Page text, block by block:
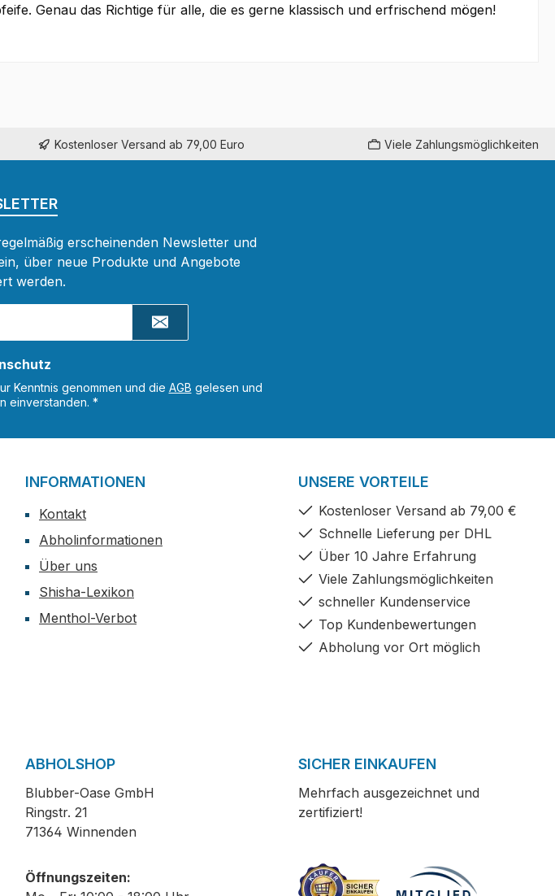
Genau das Richtige für alle, die es gerne klassisch und erfrischend mögen!
Kostenloser Versand ab 79,00 Euro Viele Zahlungsmöglichkeiten
erscheinenden Newsletter und
über neue Produkte und Angebote
werden.
Kenntnis genommen und die AGB gelesen und
einverstanden. *
INFORMATIONEN
Kontakt
Abholinformationen
Über uns
Shisha-Lexikon
Menthol-Verbot
UNSERE VORTEILE
Kostenloser Versand ab 79,00 €
Schnelle Lieferung per DHL
Über 10 Jahre Erfahrung
Viele Zahlungsmöglichkeiten
schneller Kundenservice
Top Kundenbewertungen
Abholung vor Ort möglich
ABHOLSHOP
Blubber-Oase GmbH
Ringstr. 21
71364 Winnenden
Öffnungszeiten:
SICHER EINKAUFEN
Mehrfach ausgezeichnet und
zertifiziert!